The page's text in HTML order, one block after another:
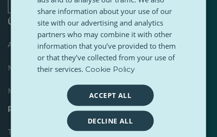
Über
Anzeiger
Meist veröffentlicht
Meist befolgt
Ressourcen für Journalisten
Toolkits
share information about your use of our
site with our advertising and analytics
partners who may combine it with other
information that you’ve provided to them
or that they’ve collected from your use of
their services. Cookie Policy
ACCEPT ALL
DECLINE ALL